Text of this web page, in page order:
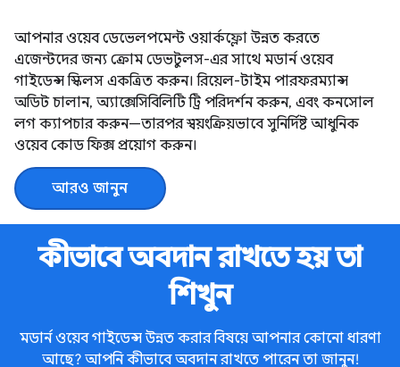
আপনার ওয়েব ডেভেলপমেন্ট ওয়ার্কফ্লো উন্নত করতে
এজেন্টদের জন্য ক্রোম ডেভটুলস-এর সাথে মডার্ন ওয়েব
গাইডেন্স স্কিলস একত্রিত করুন। রিয়েল-টাইম পারফরম্যান্স
অডিট চালান, অ্যাক্সেসিবিলিটি ট্রি পরিদর্শন করুন, এবং কনসোল
লগ ক্যাপচার করুন—তারপর স্বয়ংক্রিয়ভাবে সুনির্দিষ্ট আধুনিক
ওয়েব কোড ফিক্স প্রয়োগ করুন।
আরও জানুন
কীভাবে অবদান রাখতে হয় তা
শিখুন
মডার্ন ওয়েব গাইডেন্স উন্নত করার বিষয়ে আপনার কোনো ধারণা
আছে? আপনি কীভাবে অবদান রাখতে পারেন তা জানুন!